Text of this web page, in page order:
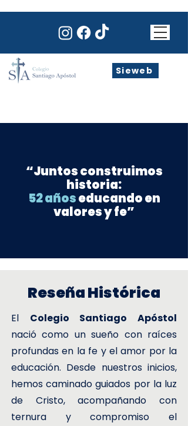
Sieweb
“Juntos construimos
historia:
52 añoseducando en
valores y fe”
Reseña Histórica
El Colegio Santiago Apóstol
nació como un sueño con raíces
profundas en la fe y el amor por la
educación. Desde nuestros inicios,
hemos caminado guiados por la luz
de Cristo, acompañando con
ternura y compromiso el